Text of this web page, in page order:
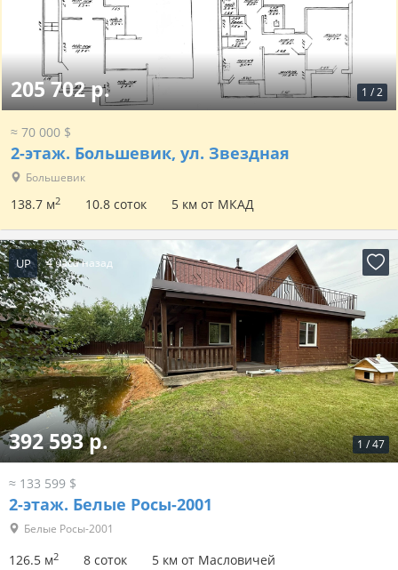
1 /2
205 702 р.
≈ 70 000 $
2-этаж. Большевик, ул. Звездная
Большевик
138.7 м2 10.8 соток 5 км от МКАД
UP 4 часа назад
1 /47
392 593 р.
≈ 133 599 $
2-этаж. Белые Росы-2001
Белые Росы-2001
126.5 м2 8 соток 5 км от Масловичей